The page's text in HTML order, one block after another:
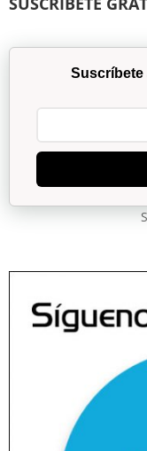
Suscríbete